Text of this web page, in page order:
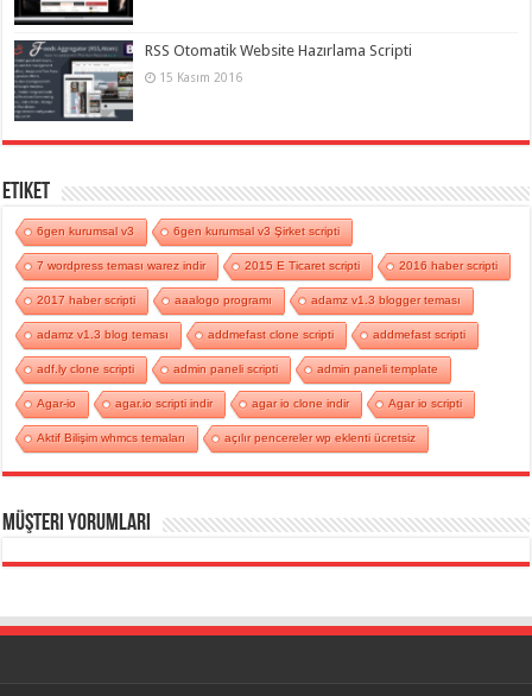
RSS Otomatik Website Hazırlama Scripti
15 Kasım 2016
Etiket
6gen kurumsal v3 6gen kurumsal v3 Şirket scripti
7 wordpress teması warez indir 2015 E Ticaret scripti 2016 haber scripti
2017 haber scripti aaalogo programı adamz v1.3 blogger teması
adamz v1.3 blog teması addmefast clone scripti addmefast scripti
adf.ly clone scripti admin paneli scripti admin paneli template
Agar-io agar.io scripti indir agar io clone indir Agar io scripti
Aktif Bilişim whmcs temaları açılır pencereler wp eklenti ücretsiz
Müşteri Yorumları